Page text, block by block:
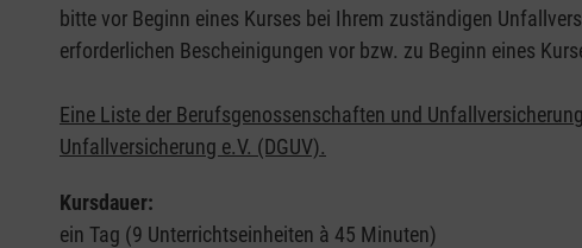
bitte vor Beginn eines Kurses bei Ihrem zuständigen
erforderlichen Bescheinigungen vor bzw. zu Beginn eines
Eine Liste der Berufsgenossenschaften und
Unfallversicherung e.V. (DGUV).
Kursdauer:
ein Tag (9 Unterrichtseinheiten à 45 Minuten)